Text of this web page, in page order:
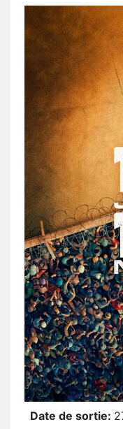
Date de sortie: